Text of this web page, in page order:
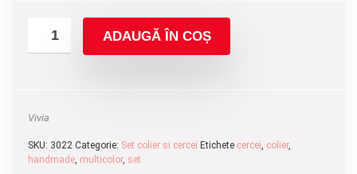
ADAUGĂ ÎN COȘ
Vivia
SKU: 3022 Categorie: Set colier si cercei Etichete cercei, colier,
handmade, multicolor, set